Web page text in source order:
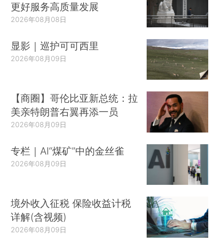
更好服务高质量发展
2026年08月08日
显影｜巡护可可西里
2026年08月09日
【商圈】哥伦比亚新总统：拉
美亲特朗普右翼再添一员
2026年08月09日
专栏｜AI“煤矿”中的金丝雀
2026年08月09日
境外收入征税 保险收益计税
详解(含视频)
2026年08月09日